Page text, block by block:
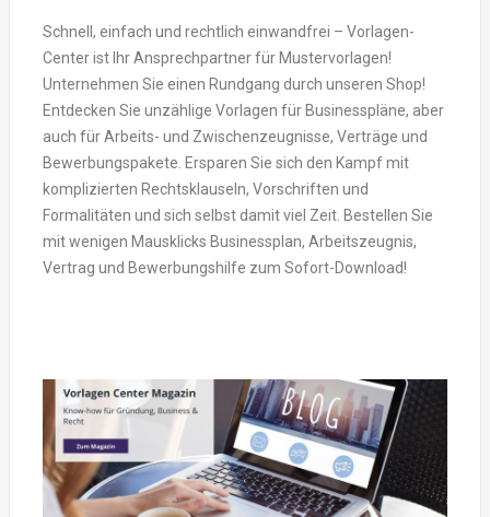
Schnell, einfach und rechtlich einwandfrei – Vorlagen-
Center ist Ihr Ansprechpartner für Mustervorlagen!
Unternehmen Sie einen Rundgang durch unseren Shop!
Entdecken Sie unzählige Vorlagen für Businesspläne, aber
auch für Arbeits- und Zwischenzeugnisse, Verträge und
Bewerbungspakete. Ersparen Sie sich den Kampf mit
komplizierten Rechtsklauseln, Vorschriften und
Formalitäten und sich selbst damit viel Zeit. Bestellen Sie
mit wenigen Mausklicks Businessplan, Arbeitszeugnis,
Vertrag und Bewerbungshilfe zum Sofort-Download!